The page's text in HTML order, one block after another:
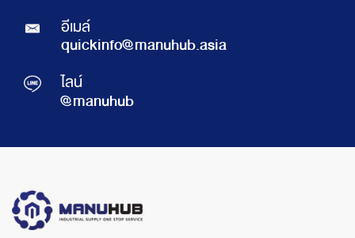
อีเมล์
quickinfo@manuhub.asia
ไลน์
@manuhub